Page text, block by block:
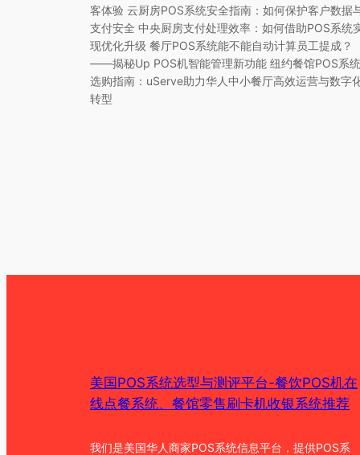
客体验 云厨房POS系统安全指南：如何保护客户数据
支付安全 中央厨房支付处理效率：如何借助POS系统
现优化升级 餐厅POS系统能不能自动计算员工提成？
——揭秘Up POS机智能管理新功能 纽约餐馆POS系统
选购指南：uServe助力华人中小餐厅高效运营与数字
转型
美国POS系统选型与测评平台-餐饮POS机在
线点餐系统、餐馆零售刷卡机收银系统推荐
我们是美国华人商家POS系统信息平台，提供POS系